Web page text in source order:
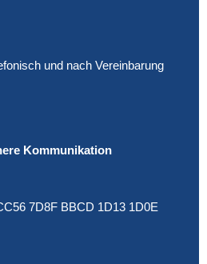
und nach Vereinbarung
Kommunikation
7D8F BBCD 1D13 1D0E